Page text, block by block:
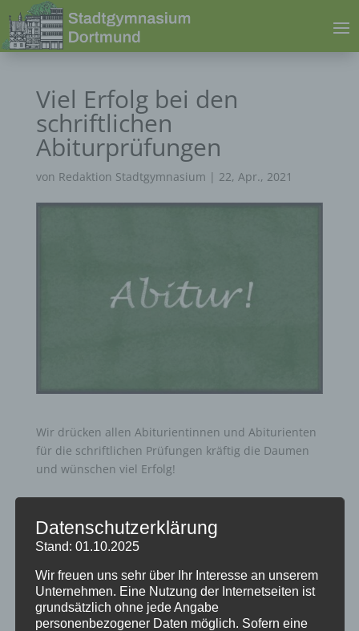
Viel Erfolg bei den
schriftlichen
Abiturprüfungen
von Redaktion Stadtgymnasium | 22, Apr., 2021
Wir drücken allen Abiturientinnen und Abiturienten
für die schriftlichen Prüfungen kräftig die Daumen
und wünschen viel Erfolg!
Neueste Beiträge
Schöne Sommerferien
Datenschutzerklärung
Stand: 01.10.2025
Wir freuen uns sehr über Ihr Interesse an unserem
Unternehmen. Eine Nutzung der Internetseiten ist
grundsätzlich ohne jede Angabe
personenbezogener Daten möglich. Sofern eine